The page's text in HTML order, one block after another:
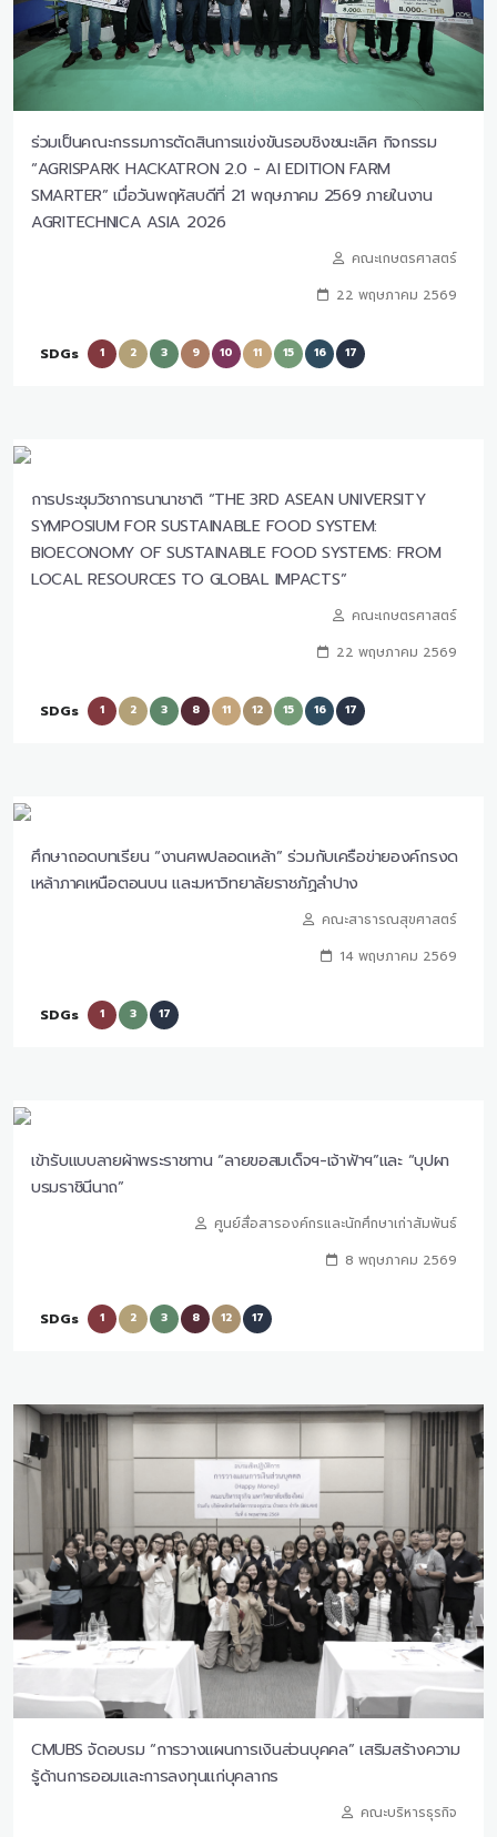
ร่วมเป็นคณะกรรมการตัดสินการแข่งขันรอบชิงชนะเลิศ กิจกรรม
“AGRISPARK HACKATRON 2.0 - AI EDITION FARM
SMARTER” เมื่อวันพฤหัสบดีที่ 21 พฤษภาคม 2569 ภายในงาน
AGRITECHNICA ASIA 2026
คณะเกษตรศาสตร์
22 พฤษภาคม 2569
SDGs 1 2 3 9 10 11 15 16 17
การประชุมวิชาการนานาชาติ “THE 3RD ASEAN UNIVERSITY
SYMPOSIUM FOR SUSTAINABLE FOOD SYSTEM:
BIOECONOMY OF SUSTAINABLE FOOD SYSTEMS: FROM
LOCAL RESOURCES TO GLOBAL IMPACTS”
คณะเกษตรศาสตร์
22 พฤษภาคม 2569
SDGs 1 2 3 8 11 12 15 16 17
ศึกษาถอดบทเรียน “งานศพปลอดเหล้า” ร่วมกับเครือข่ายองค์กรงด
เหล้าภาคเหนือตอนบน และมหาวิทยาลัยราชภัฏลำปาง
คณะสาธารณสุขศาสตร์
14 พฤษภาคม 2569
SDGs 1 3 17
เข้ารับแบบลายผ้าพระราชทาน “ลายขอสมเด็จฯ-เจ้าฟ้าฯ”และ “บุปผา
บรมราชินีนาถ”
ศูนย์สื่อสารองค์กรและนักศึกษาเก่าสัมพันธ์
8 พฤษภาคม 2569
SDGs 1 2 3 8 12 17
CMUBS จัดอบรม “การวางแผนการเงินส่วนบุคคล” เสริมสร้างความ
รู้ด้านการออมและการลงทุนแก่บุคลากร
คณะบริหารธุรกิจ